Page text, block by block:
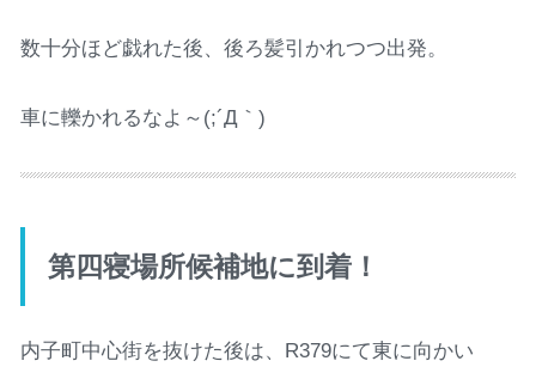
数十分ほど戯れた後、後ろ髪引かれつつ出発。
車に轢かれるなよ～(;´Д｀)
第四寝場所候補地に到着！
内子町中心街を抜けた後は、R379にて東に向かい